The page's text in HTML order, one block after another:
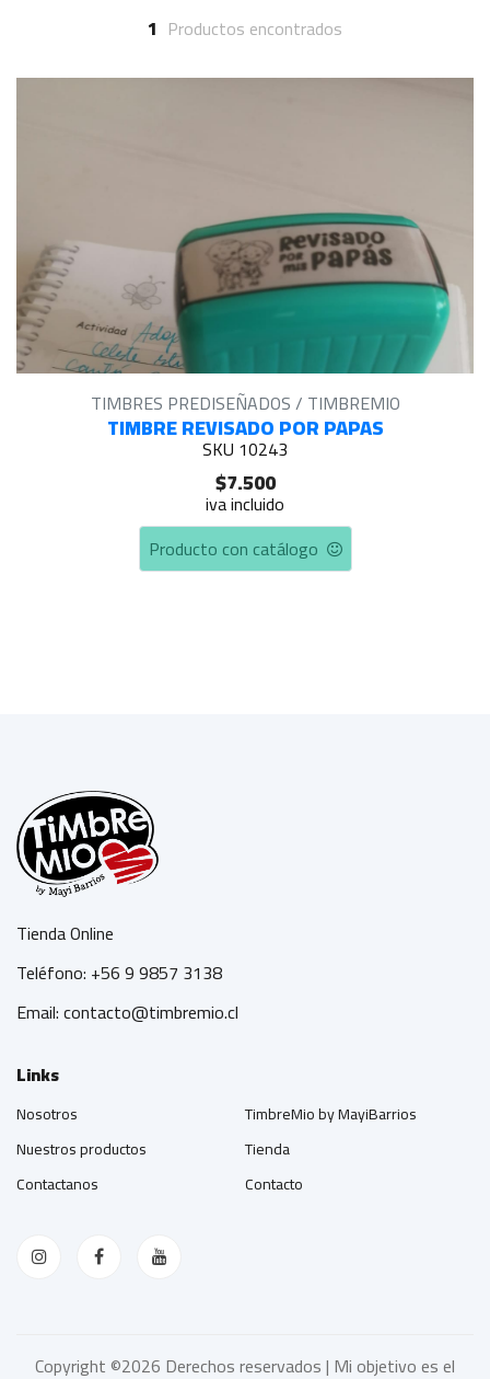
1 Productos encontrados
TIMBRES PREDISEÑADOS / TIMBREMIO
TIMBRE REVISADO POR PAPAS
SKU 10243
$7.500
iva incluido
Producto con catálogo
Tienda Online
Teléfono: +56 9 9857 3138
Email: contacto@timbremio.cl
Links
Nosotros
Nuestros productos
Contactanos
TimbreMio by MayiBarrios
Tienda
Contacto
Copyright ©2026 Derechos reservados | Mi objetivo es el